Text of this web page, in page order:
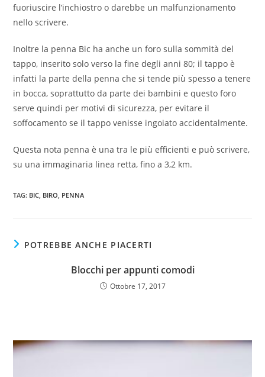
fuoriuscire l’inchiostro o darebbe un malfunzionamento
nello scrivere.
Inoltre la penna Bic ha anche un foro sulla sommità del
tappo, inserito solo verso la fine degli anni 80; il tappo è
infatti la parte della penna che si tende più spesso a tenere
in bocca, soprattutto da parte dei bambini e questo foro
serve quindi per motivi di sicurezza, per evitare il
soffocamento se il tappo venisse ingoiato accidentalmente.
Questa nota penna è una tra le più efficienti e può scrivere,
su una immaginaria linea retta, fino a 3,2 km.
TAG: BIC, BIRO, PENNA
POTREBBE ANCHE PIACERTI
Blocchi per appunti comodi
Ottobre 17, 2017